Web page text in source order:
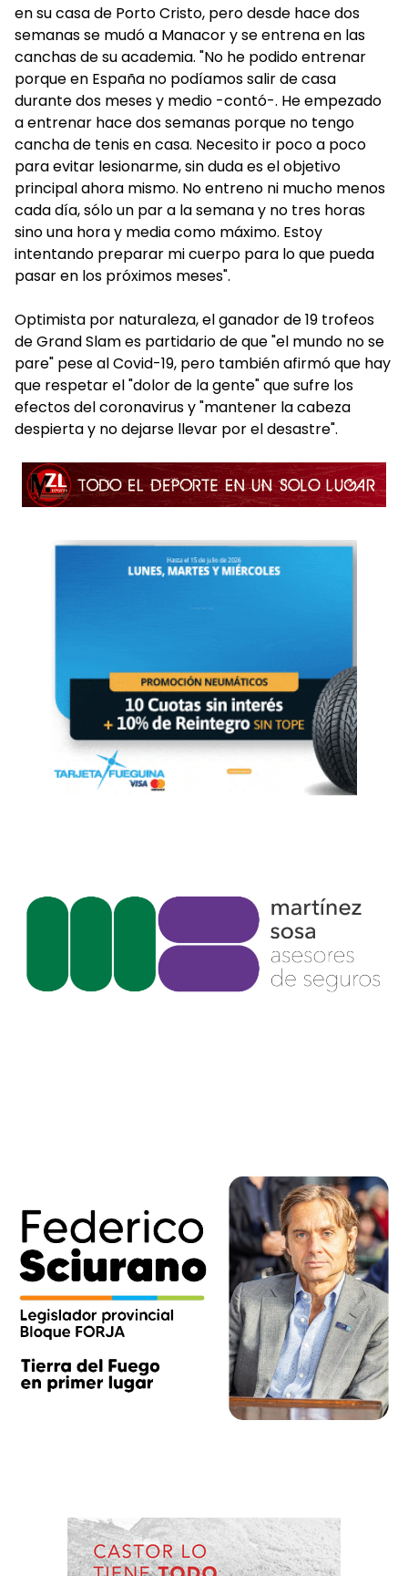
en su casa de Porto Cristo, pero desde hace dos
semanas se mudó a Manacor y se entrena en las
canchas de su academia. "No he podido entrenar
porque en España no podíamos salir de casa
durante dos meses y medio -contó-. He empezado
a entrenar hace dos semanas porque no tengo
cancha de tenis en casa. Necesito ir poco a poco
para evitar lesionarme, sin duda es el objetivo
principal ahora mismo. No entreno ni mucho menos
cada día, sólo un par a la semana y no tres horas
sino una hora y media como máximo. Estoy
intentando preparar mi cuerpo para lo que pueda
pasar en los próximos meses".
Optimista por naturaleza, el ganador de 19 trofeos
de Grand Slam es partidario de que "el mundo no se
pare" pese al Covid-19, pero también afirmó que hay
que respetar el "dolor de la gente" que sufre los
efectos del coronavirus y "mantener la cabeza
despierta y no dejarse llevar por el desastre".